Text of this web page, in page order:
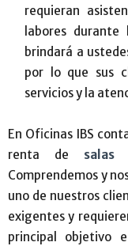
requieran
labores
brindará a
por lo que sus
servicios y la
En Oficinas IBS
renta de salas
Comprendemos y
uno de nuestros
exigentes y
principal objetivo